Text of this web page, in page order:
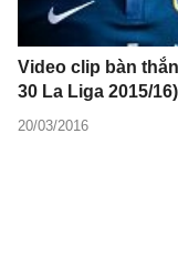
Video clip bàn
30 La Liga 2015/16)
20/03/2016